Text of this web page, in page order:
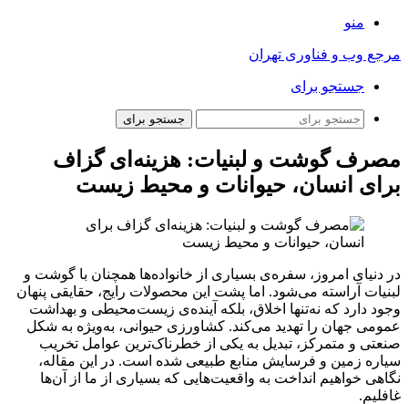
منو
مرجع وب و فناوری تهران
جستجو برای
جستجو برای
مصرف گوشت و لبنیات: هزینه‌ای گزاف
برای انسان، حیوانات و محیط زیست
در دنیای امروز، سفره‌ی بسیاری از خانواده‌ها همچنان با گوشت و
لبنیات آراسته می‌شود. اما پشت این محصولات رایج، حقایقی پنهان
وجود دارد که نه‌تنها اخلاق، بلکه آینده‌ی زیست‌محیطی و بهداشت
عمومی جهان را تهدید می‌کند. کشاورزی حیوانی، به‌ویژه به شکل
صنعتی و متمرکز، تبدیل به یکی از خطرناک‌ترین عوامل تخریب
سیاره زمین و فرسایش منابع طبیعی شده است. در این مقاله،
نگاهی خواهیم انداخت به واقعیت‌هایی که بسیاری از ما از آن‌ها
غافلیم.